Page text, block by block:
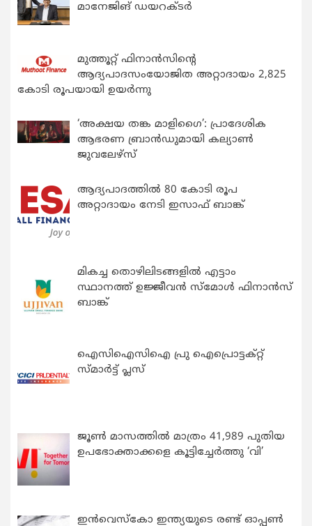
മാനേജിങ് ഡയറക്ടർ
മുത്തൂറ്റ് ഫിനാൻസിന്റെ
ആദ്യപാദസംയോജിത അറ്റാദായം 2,825
കോടി രൂപയായി ഉയർന്നു
‘അക്ഷയ തങ്ക മാളിഗൈ’: പ്രാദേശിക
ആഭരണ ബ്രാന്‍ഡുമായി കല്യാണ്‍
ജുവലേഴ്‌സ്
ആദ്യപാദത്തിൽ 80 കോടി രൂപ
അറ്റാദായം നേടി ഇസാഫ് ബാങ്ക്
മികച്ച തൊഴിലിടങ്ങളിൽ എട്ടാം
സ്ഥാനത്ത് ഉജ്ജീവൻ സ്മോൾ ഫിനാൻസ്
ബാങ്ക്
ഐസിഐസിഐ പ്രു ഐപ്രൊട്ടക്റ്റ്
സ്മാർട്ട് പ്ലസ്
ജൂൺ മാസത്തിൽ മാത്രം 41,989 പുതിയ
ഉപഭോക്താക്കളെ കൂട്ടിച്ചേർത്തു ‘വി’
ഇന്‍വെസ്കോ ഇന്ത്യയുടെ രണ്ട് ഓപ്പണ്‍